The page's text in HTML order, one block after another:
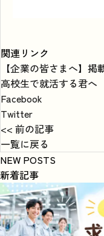
関連リンク
【企業の皆さまへ】
高校生で就活する君へ
Facebook
Twitter
<< 前の記事
一覧に戻る
NEW POSTS
新着記事